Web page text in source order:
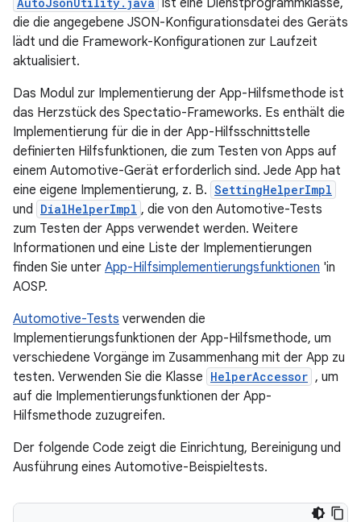
AutoJsonUtility.java ist eine Dienstprogrammklasse,
die die angegebene JSON-Konfigurationsdatei des Geräts
lädt und die Framework-Konfigurationen zur Laufzeit
aktualisiert.
Das Modul zur Implementierung der App-Hilfsmethode ist
das Herzstück des Spectatio-Frameworks. Es enthält die
Implementierung für die in der App-Hilfsschnittstelle
definierten Hilfsfunktionen, die zum Testen von Apps auf
einem Automotive-Gerät erforderlich sind. Jede App hat
eine eigene Implementierung, z. B. SettingHelperImpl
und DialHelperImpl , die von den Automotive-Tests
zum Testen der Apps verwendet werden. Weitere
Informationen und eine Liste der Implementierungen
finden Sie unter App-Hilfsimplementierungsfunktionen 'in
AOSP.
Automotive-Tests verwenden die
Implementierungsfunktionen der App-Hilfsmethode, um
verschiedene Vorgänge im Zusammenhang mit der App zu
testen. Verwenden Sie die Klasse HelperAccessor , um
auf die Implementierungsfunktionen der App-
Hilfsmethode zuzugreifen.
Der folgende Code zeigt die Einrichtung, Bereinigung und
Ausführung eines Automotive-Beispieltests.